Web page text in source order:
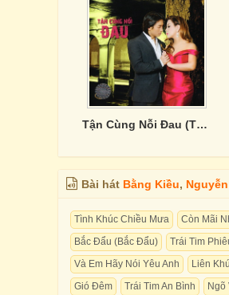
Tận Cùng Nỗi Đau (Thúy Nga CD 610)
Bài hát Bằng Kiều,
Tình Khúc Chiều Mưa Còn Mãi
Bắc Đẩu (Bắc Đẩu)
Trái Tim
Và Em Hãy Nói Yêu Anh
Liên
Gió Đêm
Trái Tim An Bình Ngõ